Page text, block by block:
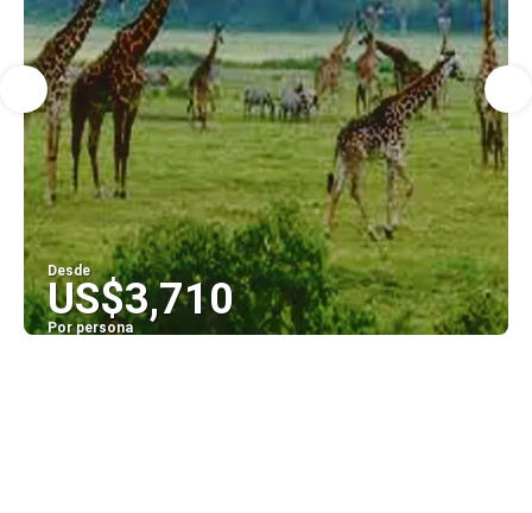
Desde
US$3,710
Por persona